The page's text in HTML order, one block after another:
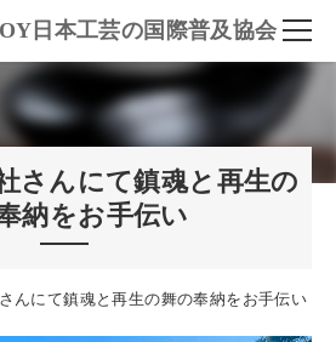
日本工芸の国際普及協会
さんにて鎮魂と再生の
納をお手伝い
んにて鎮魂と再生の舞の奉納をお手伝い